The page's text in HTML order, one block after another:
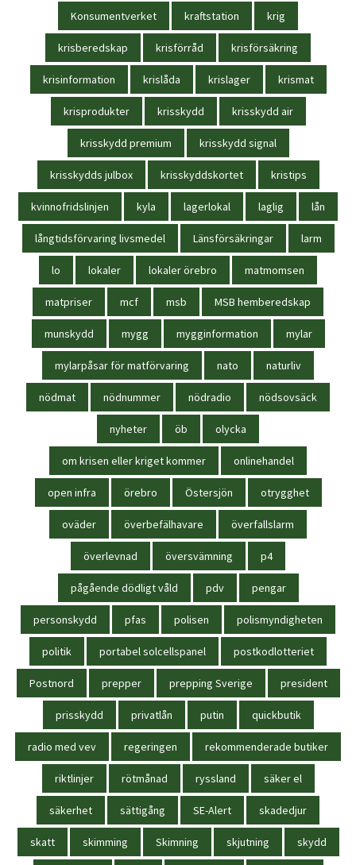
Konsumentverket kraftstation krig
krisberedskap krisförråd krisförsäkring
krisinformation krislåda krislager krismat
krisprodukter krisskydd krisskydd air
krisskydd premium krisskydd signal
krisskydds julbox krisskyddskortet kristips
kvinnofridslinjen kyla lagerlokal laglig lån
långtidsförvaring livsmedel Länsförsäkringar larm
lo lokaler lokaler örebro matmomsen
matpriser mcf msb MSB hemberedskap
munskydd mygg mygginformation mylar
mylarpåsar för matförvaring nato naturliv
nödmat nödnummer nödradio nödsovsäck
nyheter öb olycka
om krisen eller kriget kommer onlinehandel
open infra örebro Östersjön otrygghet
oväder överbefälhavare överfallslarm
överlevnad översvämning p4
pågående dödligt våld pdv pengar
personskydd pfas polisen polismyndigheten
politik portabel solcellspanel postkodlotteriet
Postnord prepper prepping Sverige president
prisskydd privatlån putin quickbutik
radio med vev regeringen rekommenderade butiker
riktlinjer rötmånad ryssland säker el
säkerhet sättigång SE-Alert skadedjur
skatt skimming Skimning skjutning skydd